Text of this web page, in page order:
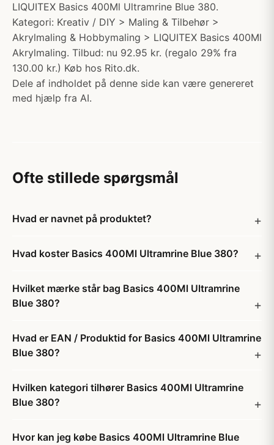
LIQUITEX Basics 400Ml Ultramrine Blue 380.
Kategori: Kreativ / DIY > Maling & Tilbehør >
Akrylmaling & Hobbymaling > LIQUITEX Basics 400Ml
Akrylmaling. Tilbud: nu 92.95 kr. (regalo 29% fra
130.00 kr.) Køb hos Rito.dk.
Dele af indholdet på denne side kan være genereret
med hjælp fra AI.
Ofte stillede spørgsmål
Hvad er navnet på produktet?
Hvad koster Basics 400Ml Ultramrine Blue 380?
Hvilket mærke står bag Basics 400Ml Ultramrine
Blue 380?
Hvad er EAN / Produktid for Basics 400Ml Ultramrine
Blue 380?
Hvilken kategori tilhører Basics 400Ml Ultramrine
Blue 380?
Hvor kan jeg købe Basics 400Ml Ultramrine Blue